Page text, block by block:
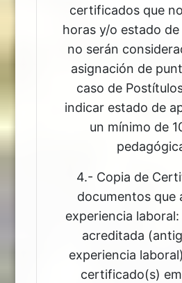
certificados que
horas y/o estado
no serán
asignación de
caso de
indicar estado de
un mínimo de
4.- Copia de
documentos que
experiencia
acreditada
experiencia
certificado(s)